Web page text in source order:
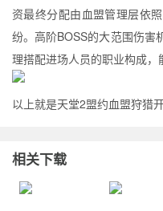
资最终分配由血盟管理层依
纷。高阶BOSS的大范围伤害
理搭配进场人员的职业构成，
以上就是天堂2盟约血盟狩猎
相关下载